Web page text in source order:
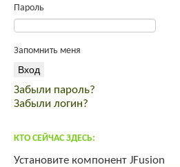
Щенки тибетского мастифа
спас от вздутия живота
корма для интенсивного выращивания
комбикорм Пурина PURINA
Пароль
Запомнить меня
Забыли пароль?
Забыли логин?
КТО СЕЙЧАС ЗДЕСЬ:
Установите компонент JFusion